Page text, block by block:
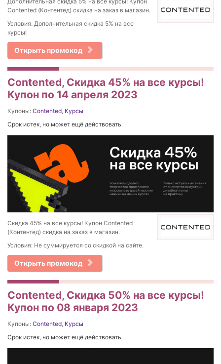
Contented (Контентед) скидка на заказ в магазин.
Условия: Дополнительная скидка 5% на все
курсы!
Открыть промокод
Contented, Скидка 45% на все курсы!
Купон по 14 апреля 2023
Купоны: Contented, Курсы
Срок истек, но может ещё действовать
Скидка 45% на все курсы! Купон Contented
(Контентед) скидка на заказ в магазин.
Условия: Не суммируется со скидкой на сайте.
Открыть промокод
Contented, Скидка 50% на все курсы!
Купон по 08 января 2023
Купоны: Contented Курсы
Срок истек, но может ещё действовать